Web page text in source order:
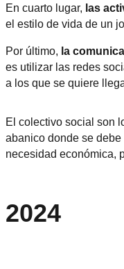
En cuarto lugar, las
el estilo de vida de un
Por último, la
es utilizar las redes
a los que se quiere
El colectivo social son
abanico donde se
necesidad económica,
2024